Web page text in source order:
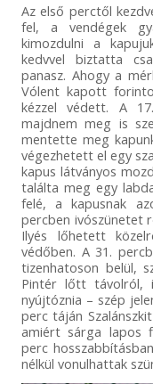
Az első perctől
fel, a vendégek
kimozdulni a
kedvvel biztatta
panasz. Ahogy a
Vólent kapott
kézzel védett. A
majdnem meg is
mentette meg
végezhetett el egy
kapus látványos
találta meg egy
felé, a kapusnak
percben ivószünetet
Ilyés lőhetett
védőben. A 31.
tizenhatoson belül,
Pintér lőtt távolról,
nyújtóznia – szép
perc táján
amiért sárga lapos
perc
nélkül vonulhattak